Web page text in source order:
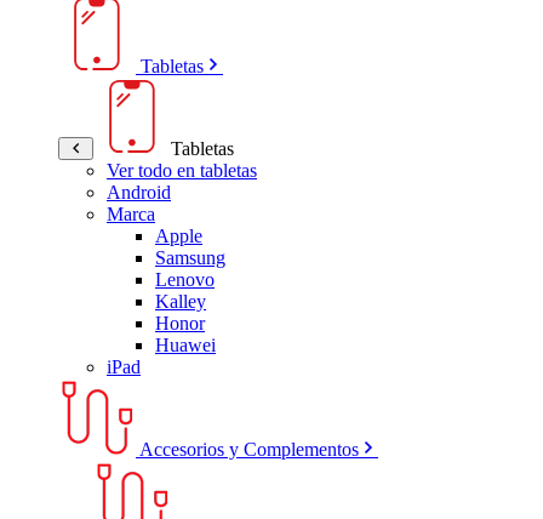
Tabletas
Tabletas
Ver todo en tabletas
Android
Marca
Apple
Samsung
Lenovo
Kalley
Honor
Huawei
iPad
Accesorios y Complementos